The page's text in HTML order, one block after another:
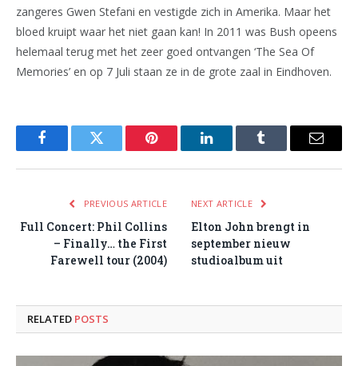
zangeres Gwen Stefani en vestigde zich in Amerika. Maar het
bloed kruipt waar het niet gaan kan! In 2011 was Bush opeens
helemaal terug met het zeer goed ontvangen ‘The Sea Of
Memories’ en op 7 Juli staan ze in de grote zaal in Eindhoven.
FacebookTwitter Pinterest LinkedInTumblr Email
PREVIOUS ARTICLE
Full Concert: Phil Collins
– Finally… the First
Farewell tour (2004)
NEXT ARTICLE
Elton John brengt in
september nieuw
studioalbum uit
RELATED POSTS